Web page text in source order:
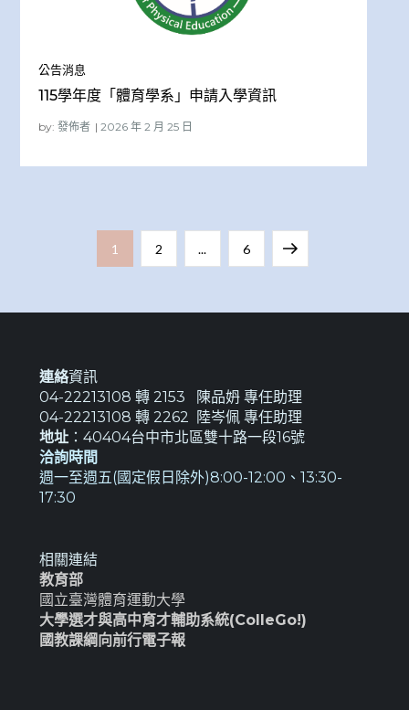
公告消息
115學年度「體育學系」申請入學資訊
by:發佈者
頁
Page
1 Page
2 ... Page
6 Next
連絡資訊
04-22213108 轉 2153 陳品𡛓 專任助理
04-22213108 轉 2262 陸岑佩 專任助理
地址：40404台中市北區雙十路一段16號
洽詢時間
週一至週五(國定假日除外)8:00-12:00、13:30-
17:30
相關連結
教育部
國立臺灣體育運動大學
大學選才與高中育才輔助系統(ColleGo!)
國教課綱向前行電子報